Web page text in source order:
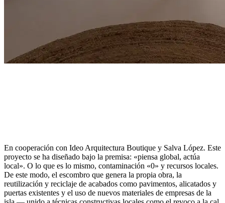
En cooperación con Ideo Arquitectura Boutique y Salva López. Este
proyecto se ha diseñado bajo la premisa: «piensa global, actúa
local». O lo que es lo mismo, contaminación «0» y recursos locales.
De este modo, el escombro que genera la propia obra, la
reutilización y reciclaje de acabados como pavimentos, alicatados y
puertas existentes y el uso de nuevos materiales de empresas de la